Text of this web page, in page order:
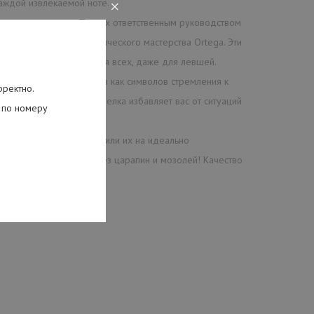
по номеру
×
извлекаемой ноте.
гитар. Под их ответственным руководством
воплощением классического мастерства Ortega. Эти
Bonfire найдется для всех, даже для левшей.
над ними мотыльков как символов стремления к
художественная отделка избавляет вас от ситуаций
годы!
в размер установили их на идеально
гитаре с радостью - без царапин и мозолей! Качество
в вашу жизнь!